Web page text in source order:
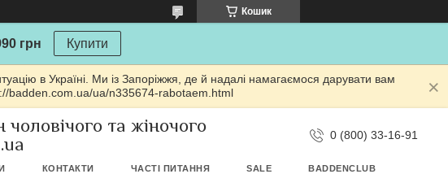
Кошик
грн Купити
в Україні. Ми із Запоріжжя, де й надалі намагаємося дарувати вам
badden.com.ua/ua/n335674-rabotaem.html
та жіночого
0 (800) 33-16-91
КОНТАКТИ ЧАСТІ ПИТАННЯ SALE BADDENCLUB